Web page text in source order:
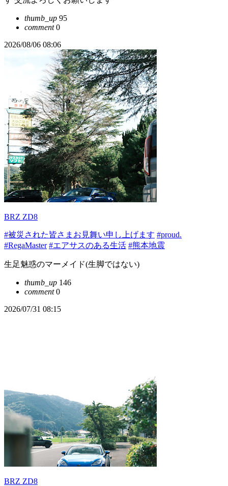
thumb_up 95
comment0
2026/08/06 08:06
BRZ ZD8
#被災された皆さまお見舞い申し上げます #proud.
#RegaMaster #エアサスのある生活 #熊本地震
生足魅惑のマーメイド(生脚ではない)
thumb_up 146
comment0
2026/07/31 08:15
BRZ ZD8